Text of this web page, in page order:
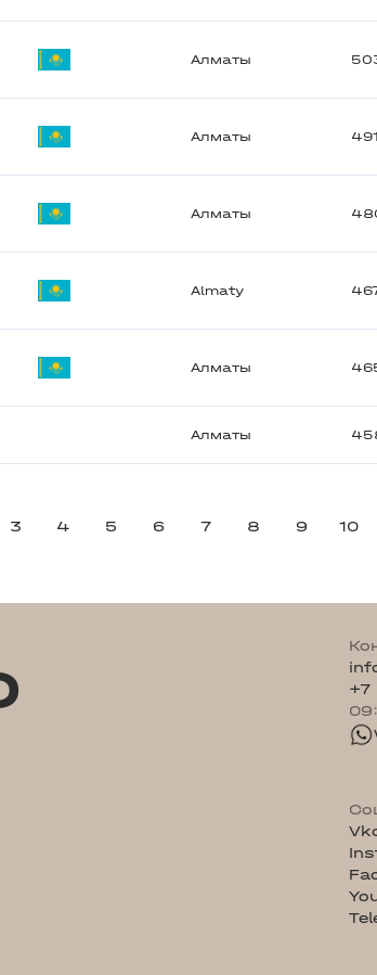
Алматы
Алматы 491
Алматы
Almaty
Алматы
Алматы
3 4 5 6 7 8 9 10
+7